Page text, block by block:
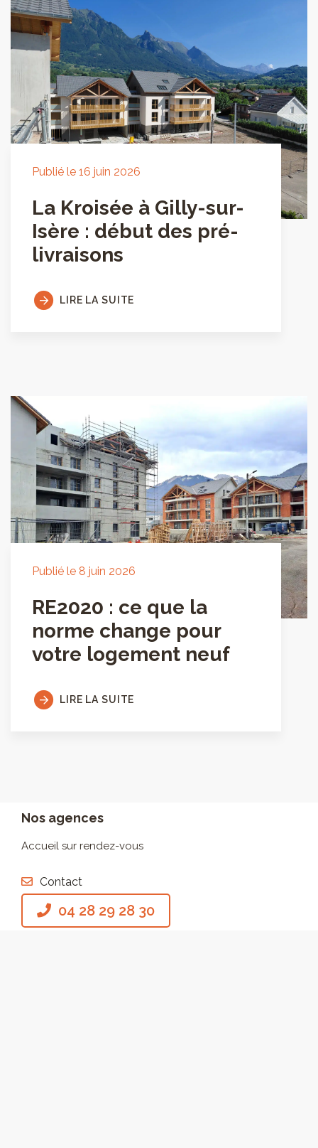
Publié le 16 juin 2026
La Kroisée à Gilly-sur-
Isère : début des pré-
livraisons
LIRE LA SUITE
Publié le 8 juin 2026
RE2020 : ce que la
norme change pour
votre logement neuf
LIRE LA SUITE
Nos agences
Accueil sur rendez-vous
Contact
04 28 29 28 30